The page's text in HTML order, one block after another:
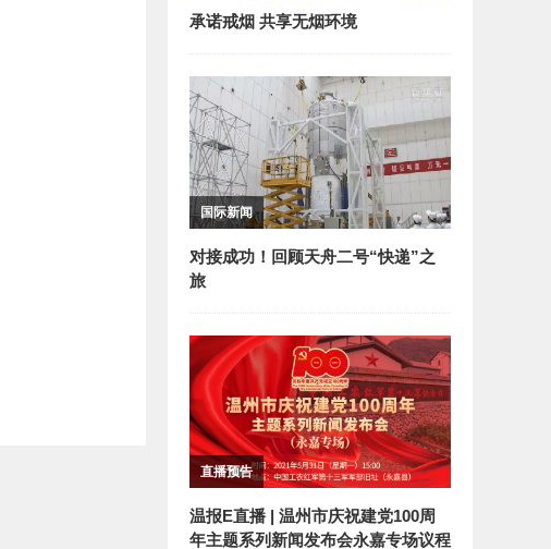
承诺戒烟 共享无烟环境
国际新闻
对接成功！回顾天舟二号“快递”之
旅
直播预告
温报E直播 | 温州市庆祝建党100周
年主题系列新闻发布会永嘉专场议程